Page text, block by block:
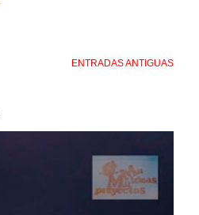
ENTRADAS ANTIGUAS